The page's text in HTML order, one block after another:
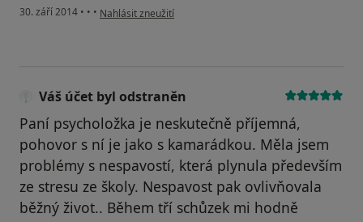
30. září 2014 • • • podle názoru uživatele Váš účet byl odstraněn
Nahlásit zneužití
Váš účet byl odstraněn
Paní psycholožka je neskutečně příjemná,
pohovor s ní je jako s kamarádkou. Měla jsem
problémy s nespavostí, která plynula především
ze stresu ze školy. Nespavost pak ovlivňovala
běžný život.. Během tří schůzek mi hodně